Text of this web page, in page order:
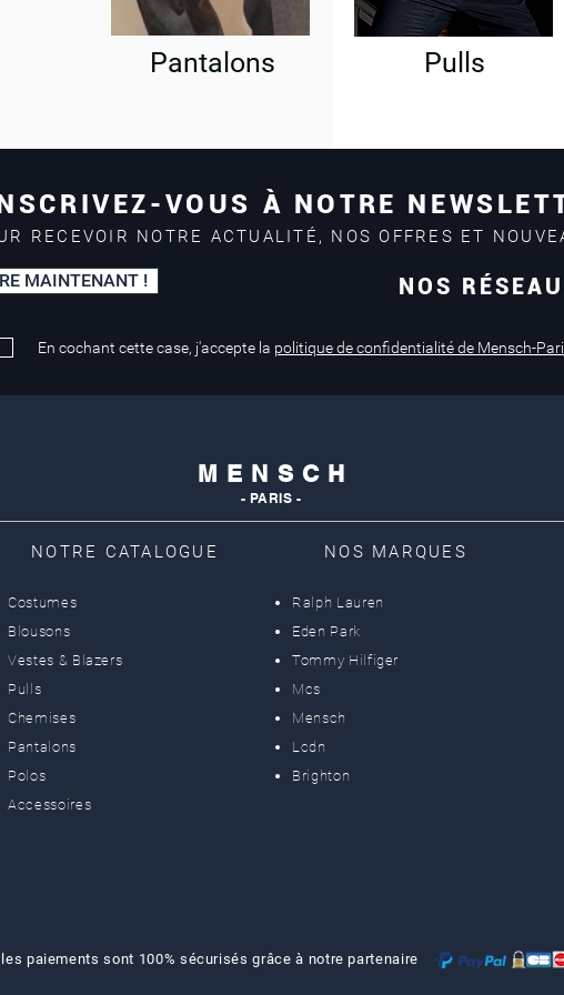
Pantalons Pulls
Mastercard, Visa
en magasin
VOUS À NOTRE
RECEVOIR NOTRE ACTUALITÉ, NOS OFFRES ET
MAINTENANT ! NOS
En cochant cette case, j'accepte la politique de confidentialité de Mensch-
M E N S C H
- PARIS -
NOTRE CATALOGUE
Costumes
Blousons
Vestes & Blazers
Pulls
Chemises
Pantalons
Polos
Accessoires
NOS MARQUES
Ralph Lauren
Eden Park
Tommy Hilfiger
Mcs
Mensch
Lcdn
Brighton
paiements sont 100% sécurisés grâce à notre partenaire